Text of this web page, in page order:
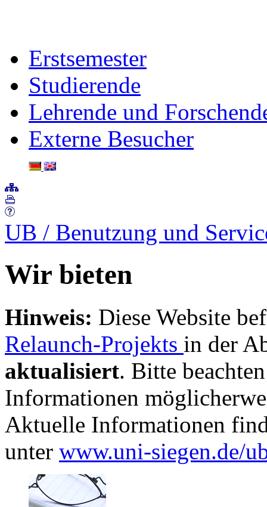
Erstsemester
Studierende
Lehrende und
Externe Besucher
UB / Benutzung und
Wir bieten
Hinweis: Diese Website
Relaunch-Projekts in der
aktualisiert. Bitte
Informationen
Aktuelle Informationen
unter www.uni-siegen.de/